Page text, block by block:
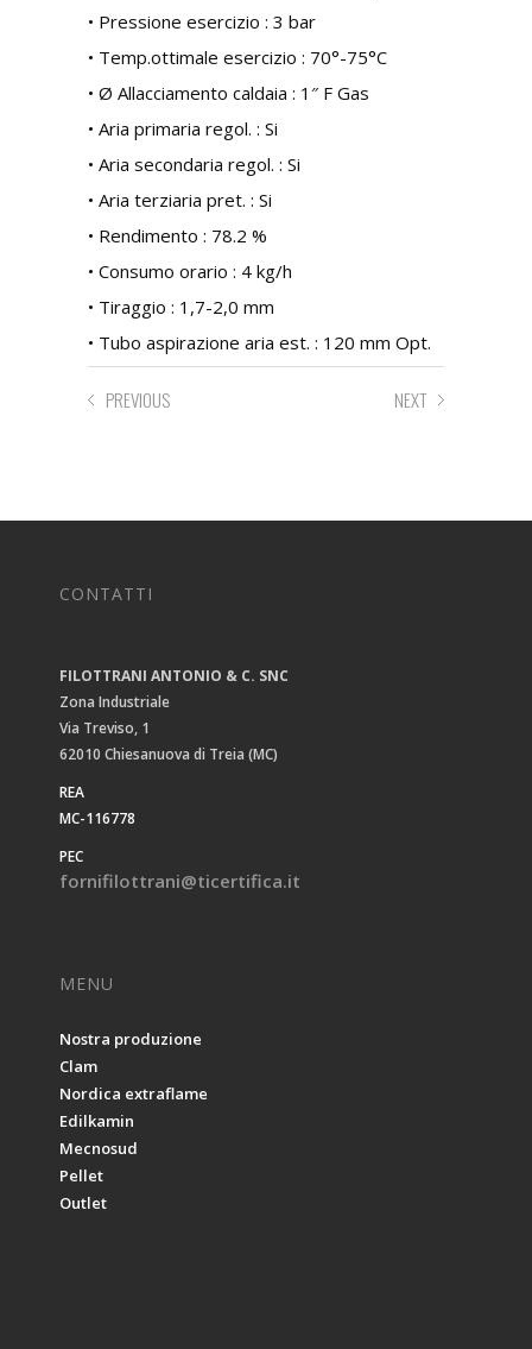
• Pressione esercizio : 3 bar
• Temp.ottimale esercizio : 70°-75°C
• Ø Allacciamento caldaia : 1″ F Gas
• Aria primaria regol. : Si
• Aria secondaria regol. : Si
• Aria terziaria pret. : Si
• Rendimento : 78.2 %
• Consumo orario : 4 kg/h
• Tiraggio : 1,7-2,0 mm
• Tubo aspirazione aria est. : 120 mm Opt.
PREVIOUS NEXT
CONTATTI
FILOTTRANI ANTONIO & C. SNC
Zona Industriale
Via Treviso, 1
62010 Chiesanuova di Treia (MC)
REA
MC-116778
PEC
fornifilottrani@ticertifica.it
MENU
Nostra produzione
Clam
Nordica extraflame
Edilkamin
Mecnosud
Pellet
Outlet